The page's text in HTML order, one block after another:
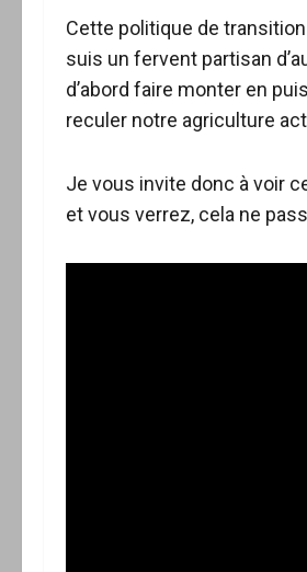
Cette politique de
suis un fervent partisan
d’abord faire monter en
reculer notre agriculture
Je vous invite donc à voir
et vous verrez, cela ne